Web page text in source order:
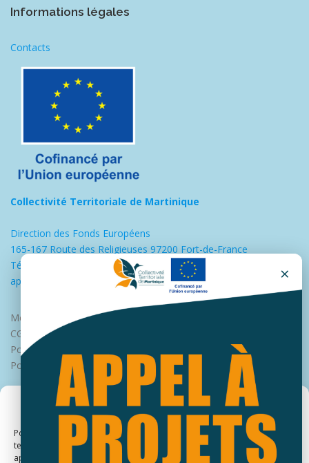
Gérer le consentement
Pour offrir les meilleures expériences, nous utilisons des technologies
telles que les cookies pour stocker et/ou accéder aux informations des
appareils. Le fait de consentir à ces technologies nous permettra de
×
Informations légales
Contacts
Collectivité Territoriale de Martinique
Direction des Fonds Européens
165-167 Route des Religieuses 97200 Fort-de-France
Tél : 0596598900
appui.europe@collectivitedemartinique.mq
Mentions légales
CGU
Politique de protection des données
Politique des cookies